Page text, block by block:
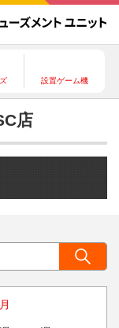
設置ゲーム機
店